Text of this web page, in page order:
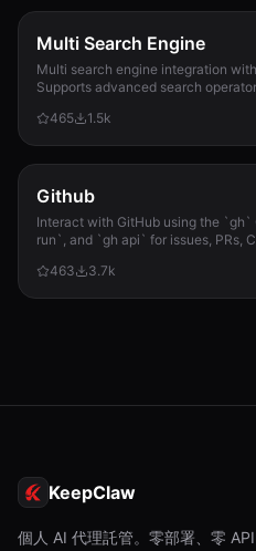
Multi Search Engine
Multi search engine integration
Supports advanced search
required.
465 1.5k
Github
Interact with GitHub using the
run`, and `gh api` for issues, PRs,
463
3.7k
KeepClaw
個人 AI 代理託管。零部署、零